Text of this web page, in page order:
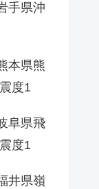
手県沖
本県熊
度1
阜県飛
度1
井県嶺